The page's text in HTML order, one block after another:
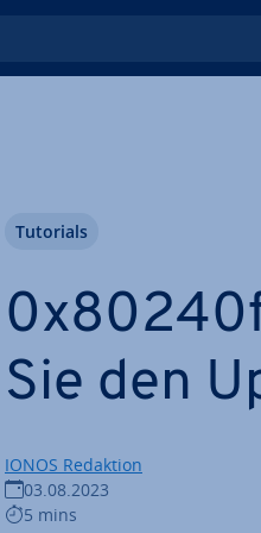
Sie den
IONOS Redaktion
03.08.2023
5 mins
Tutorials